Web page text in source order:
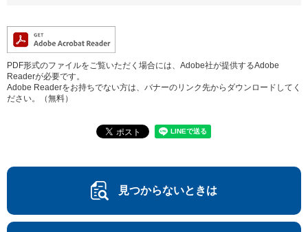
PDF形式のファイルをご覧いただく場合には、Adobe社が提供するAdobe
Readerが必要です。
Adobe Readerをお持ちでない方は、バナーのリンク先からダウンロードしてく
ださい。（無料）
見つからないときは